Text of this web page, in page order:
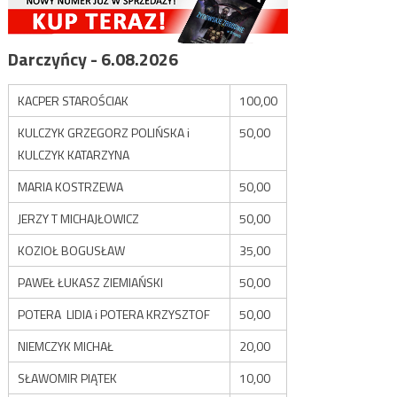
Darczyńcy - 6.08.2026
KACPER STAROŚCIAK
100,00
KULCZYK GRZEGORZ POLIŃSKA i
KULCZYK KATARZYNA
50,00
MARIA KOSTRZEWA
50,00
JERZY T MICHAJŁOWICZ
50,00
KOZIOŁ BOGUSŁAW
35,00
PAWEŁ ŁUKASZ ZIEMIAŃSKI
50,00
POTERA LIDIA i POTERA KRZYSZTOF
50,00
NIEMCZYK MICHAŁ
20,00
SŁAWOMIR PIĄTEK
10,00